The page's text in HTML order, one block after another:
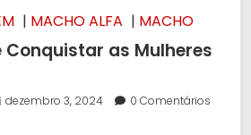
| MACHO ALFA | MACHO
Conquistar as Mulheres
dezembro 3, 2024
0 Comentários